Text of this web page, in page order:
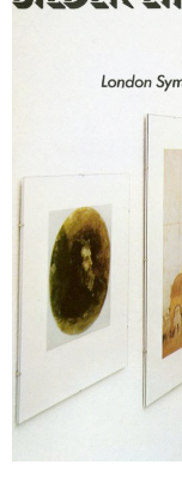
交響曲・管弦楽曲
声楽曲
合唱
オペラ
古楽曲
CD&BOOK